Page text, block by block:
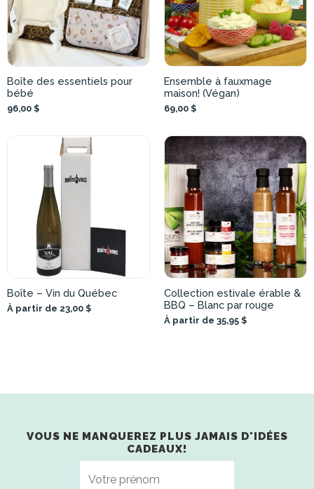
Boîte des essentiels pour
bébé
96,00 $
Ensemble à fauxmage
maison! (Végan)
69,00 $
Boîte – Vin du Québec
À partir de 23,00 $
Collection estivale érable &
BBQ – Blanc par rouge
À partir de 35,95 $
VOUS NE MANQUEREZ PLUS JAMAIS D'IDÉES
CADEAUX!